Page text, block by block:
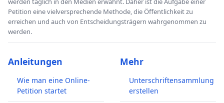
Petition eine vielversprechende Methode, die Öffentlichkeit zu
erreichen und auch von Entscheidungsträgern wahrgenommen zu
werden.
Anleitungen
Wie man eine Online-
Petition startet
Mehr
Unterschriftensammlung
erstellen